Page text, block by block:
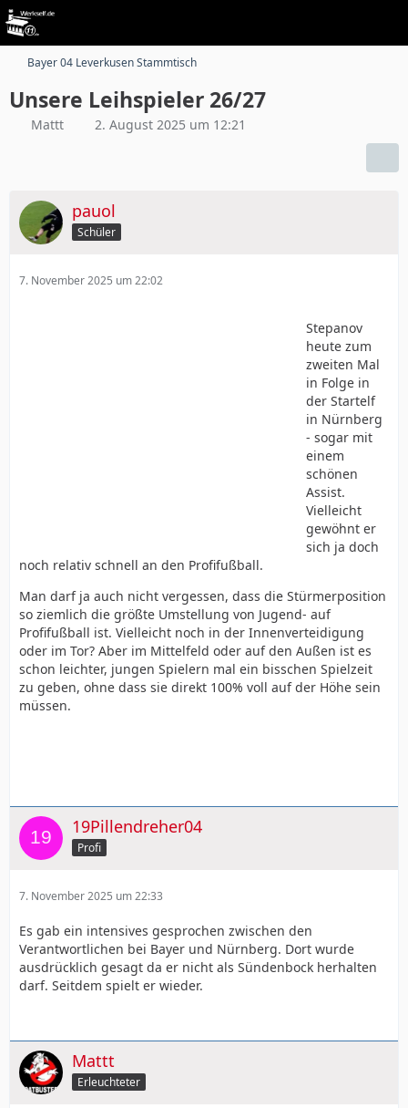
Bayer 04 Leverkusen Stammtisch
Unsere Leihspieler 26/27
Mattt 2. August 2025 um 12:21
pauol
Schüler
7. November 2025 um 22:02
Stepanov
heute zum
zweiten Mal
in Folge in
der Startelf
in Nürnberg
- sogar mit
einem
schönen
Assist.
Vielleicht
gewöhnt er
sich ja doch
noch relativ schnell an den Profifußball.
Man darf ja auch nicht vergessen, dass die Stürmerposition
so ziemlich die größte Umstellung von Jugend- auf
Profifußball ist. Vielleicht noch in der Innenverteidigung
oder im Tor? Aber im Mittelfeld oder auf den Außen ist es
schon leichter, jungen Spielern mal ein bisschen Spielzeit
zu geben, ohne dass sie direkt 100% voll auf der Höhe sein
müssen.
19Pillendreher04
Profi
7. November 2025 um 22:33
Es gab ein intensives gesprochen zwischen den
Verantwortlichen bei Bayer und Nürnberg. Dort wurde
ausdrücklich gesagt da er nicht als Sündenbock herhalten
darf. Seitdem spielt er wieder.
Mattt
Erleuchteter